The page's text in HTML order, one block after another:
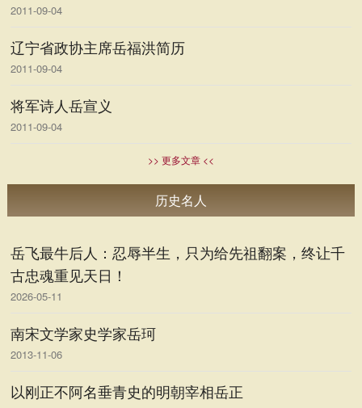
2011-09-04
辽宁省政协主席岳福洪简历
2011-09-04
将军诗人岳宣义
2011-09-04
>> 更多文章 <<
历史名人
岳飞最牛后人：忍辱半生，只为给先祖翻案，终让千
古忠魂重见天日！
2026-05-11
南宋文学家史学家岳珂
2013-11-06
以刚正不阿名垂青史的明朝宰相岳正